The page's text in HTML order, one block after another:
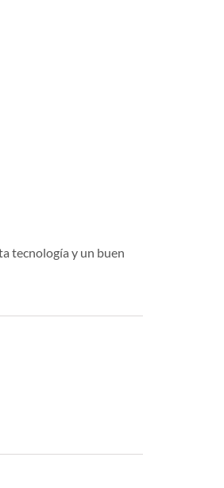
tecnología y un buen